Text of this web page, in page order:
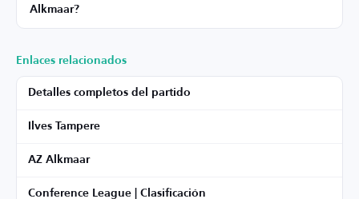
Alkmaar?
Enlaces relacionados
Detalles completos del partido
Ilves Tampere
AZ Alkmaar
Conference League | Clasificación